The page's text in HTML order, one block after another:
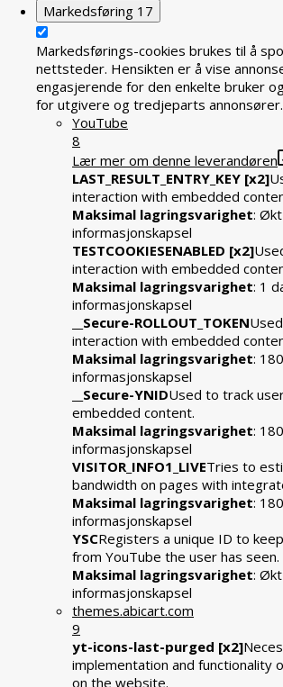
Markedsføring 17
Markedsførings-cookies brukes til å
nettsteder. Hensikten er å vise
engasjerende for den enkelte bruker
for utgivere og tredjeparts annonsører.
YouTube
8
Lær mer om denne leverandøren
LAST_RESULT_ENTRY_KEY [x2]
interaction with embedded
Maksimal lagringsvarighet: Økt
informasjonskapsel
TESTCOOKIESENABLED [x2]
interaction with embedded
Maksimal lagringsvarighet: 1
informasjonskapsel
__Secure-ROLLOUT_TOKEN
interaction with embedded
Maksimal lagringsvarighet:
informasjonskapsel
__Secure-YNIDUsed to track
embedded content.
Maksimal lagringsvarighet:
informasjonskapsel
VISITOR_INFO1_LIVETries to
bandwidth on pages with
Maksimal lagringsvarighet:
informasjonskapsel
YSCRegisters a unique ID to
from YouTube the user has seen.
Maksimal lagringsvarighet: Økt
informasjonskapsel
themes.abicart.com
9
yt-icons-last-purged [x2]
implementation and functionality
on the website.